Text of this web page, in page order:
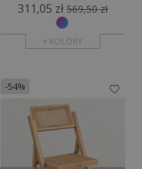
311,05 zł 569,50 zł
+ KOLORY
-54%